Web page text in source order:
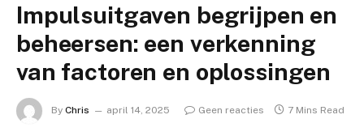
Impulsuitgaven begrijpen en
beheersen: een verkenning
van factoren en oplossingen
By Chris april 14, 2025 Geen reacties 7 Mins Read